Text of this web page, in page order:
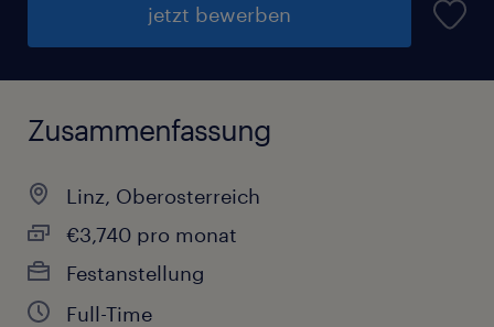
jetzt bewerben
Zusammenfassung
Linz, Oberosterreich
€3,740 pro monat
Festanstellung
Full-Time